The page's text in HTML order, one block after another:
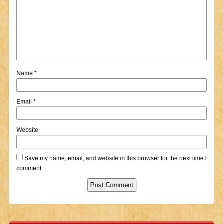
Name *
Email *
Website
Save my name, email, and website in this browser for the next time I
comment.